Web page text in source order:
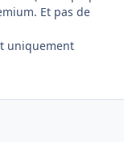
Et pas de
uniquement